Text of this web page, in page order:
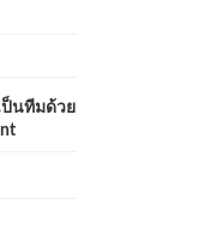
ป็นทีมด้วย